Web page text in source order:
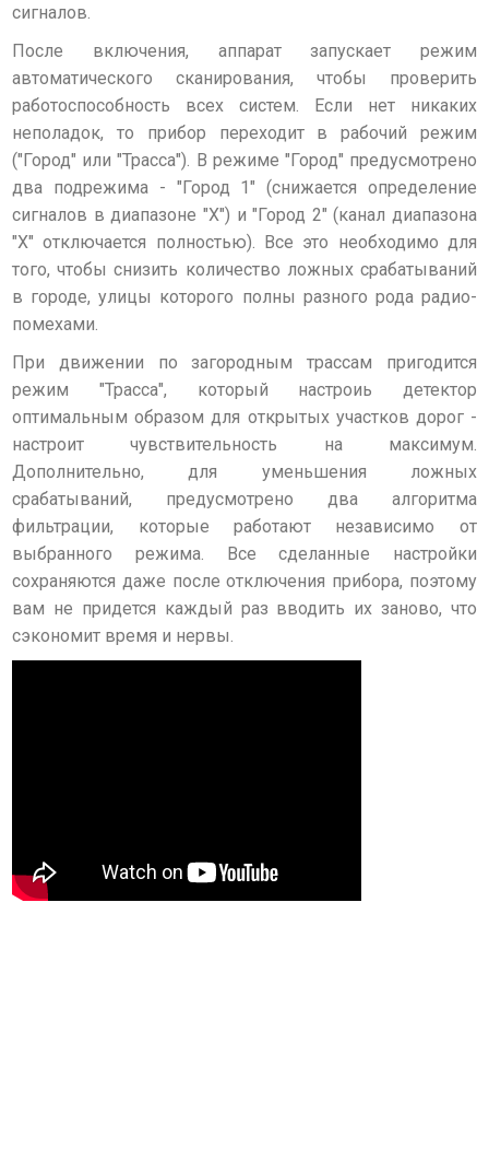
сигналов.
После включения, аппарат запускает режим
автоматического сканирования, чтобы проверить
работоспособность всех систем. Если нет никаких
неполадок, то прибор переходит в рабочий режим
("Город" или "Трасса"). В режиме "Город" предусмотрено
два подрежима - "Город 1" (снижается определение
сигналов в диапазоне "X") и "Город 2" (канал диапазона
"X" отключается полностью). Все это необходимо для
того, чтобы снизить количество ложных срабатываний
в городе, улицы которого полны разного рода радио-
помехами.
При движении по загородным трассам пригодится
режим "Трасса", который настроиь детектор
оптимальным образом для открытых участков дорог -
настроит чувствительность на максимум.
Дополнительно, для уменьшения ложных
срабатываний, предусмотрено два алгоритма
фильтрации, которые работают независимо от
выбранного режима. Все сделанные настройки
сохраняются даже после отключения прибора, поэтому
вам не придется каждый раз вводить их заново, что
сэкономит время и нервы.